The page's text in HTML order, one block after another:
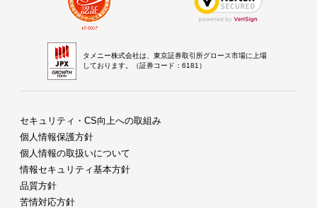
タメニー株式会社は、東京証券取引所グロース市場に上場
しております。（証券コード：6181）
セキュリティ・CS向上への取組み
個人情報保護方針
個人情報の取扱いについて
情報セキュリティ基本方針
品質方針
苦情対応方針